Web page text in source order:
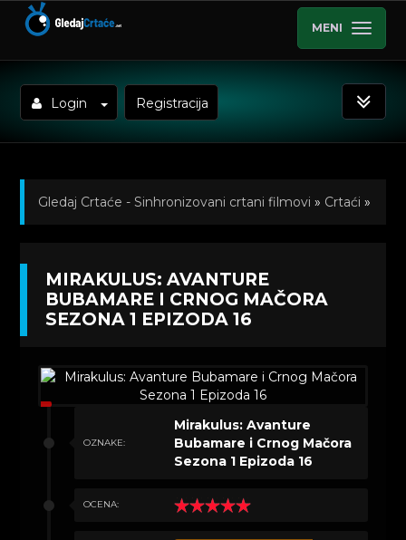
MENI
Login Registracija
Gledaj Crtaće - Sinhronizovani crtani filmovi » Crtaći »
(Sinhronizovano na Srpski)»Kratkometrazni crtani
Mačora Sezona 1 Epizoda 16
MIRAKULUS: AVANTURE
BUBAMARE I CRNOG MAČORA
SEZONA 1 EPIZODA 16
OZNAKE:
Mirakulus: Avanture
Bubamare i Crnog Mačora
Sezona 1 Epizoda 16
OCENA: